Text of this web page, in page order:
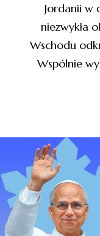
Jordanii w
niezwykła
Wschodu
Wspólnie